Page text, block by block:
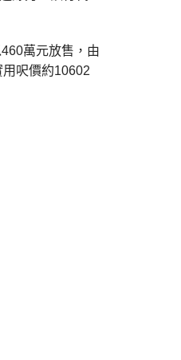
萬元放售，由
呎價約10602